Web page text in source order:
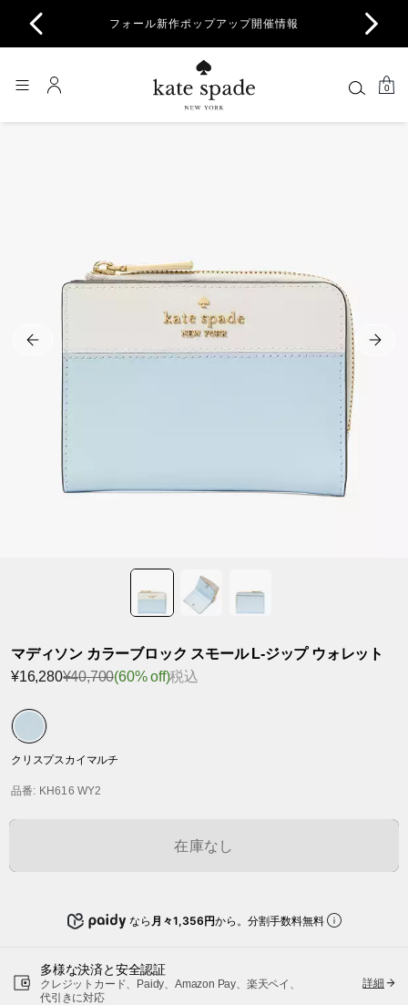
フォール新作ポップアップ開催情報
0
マディソン カラーブロック スモール L-ジップ ウォレット
¥16,280¥40,700(60% off)税込
クリスプスカイマルチ
品番: KH616 WY2
在庫なし
なら 月々1,356円から。分割手数料無料
多様な決済と安全認証
クレジットカード、Paidy、Amazon Pay、楽天ペイ、
代引きに対応
詳細